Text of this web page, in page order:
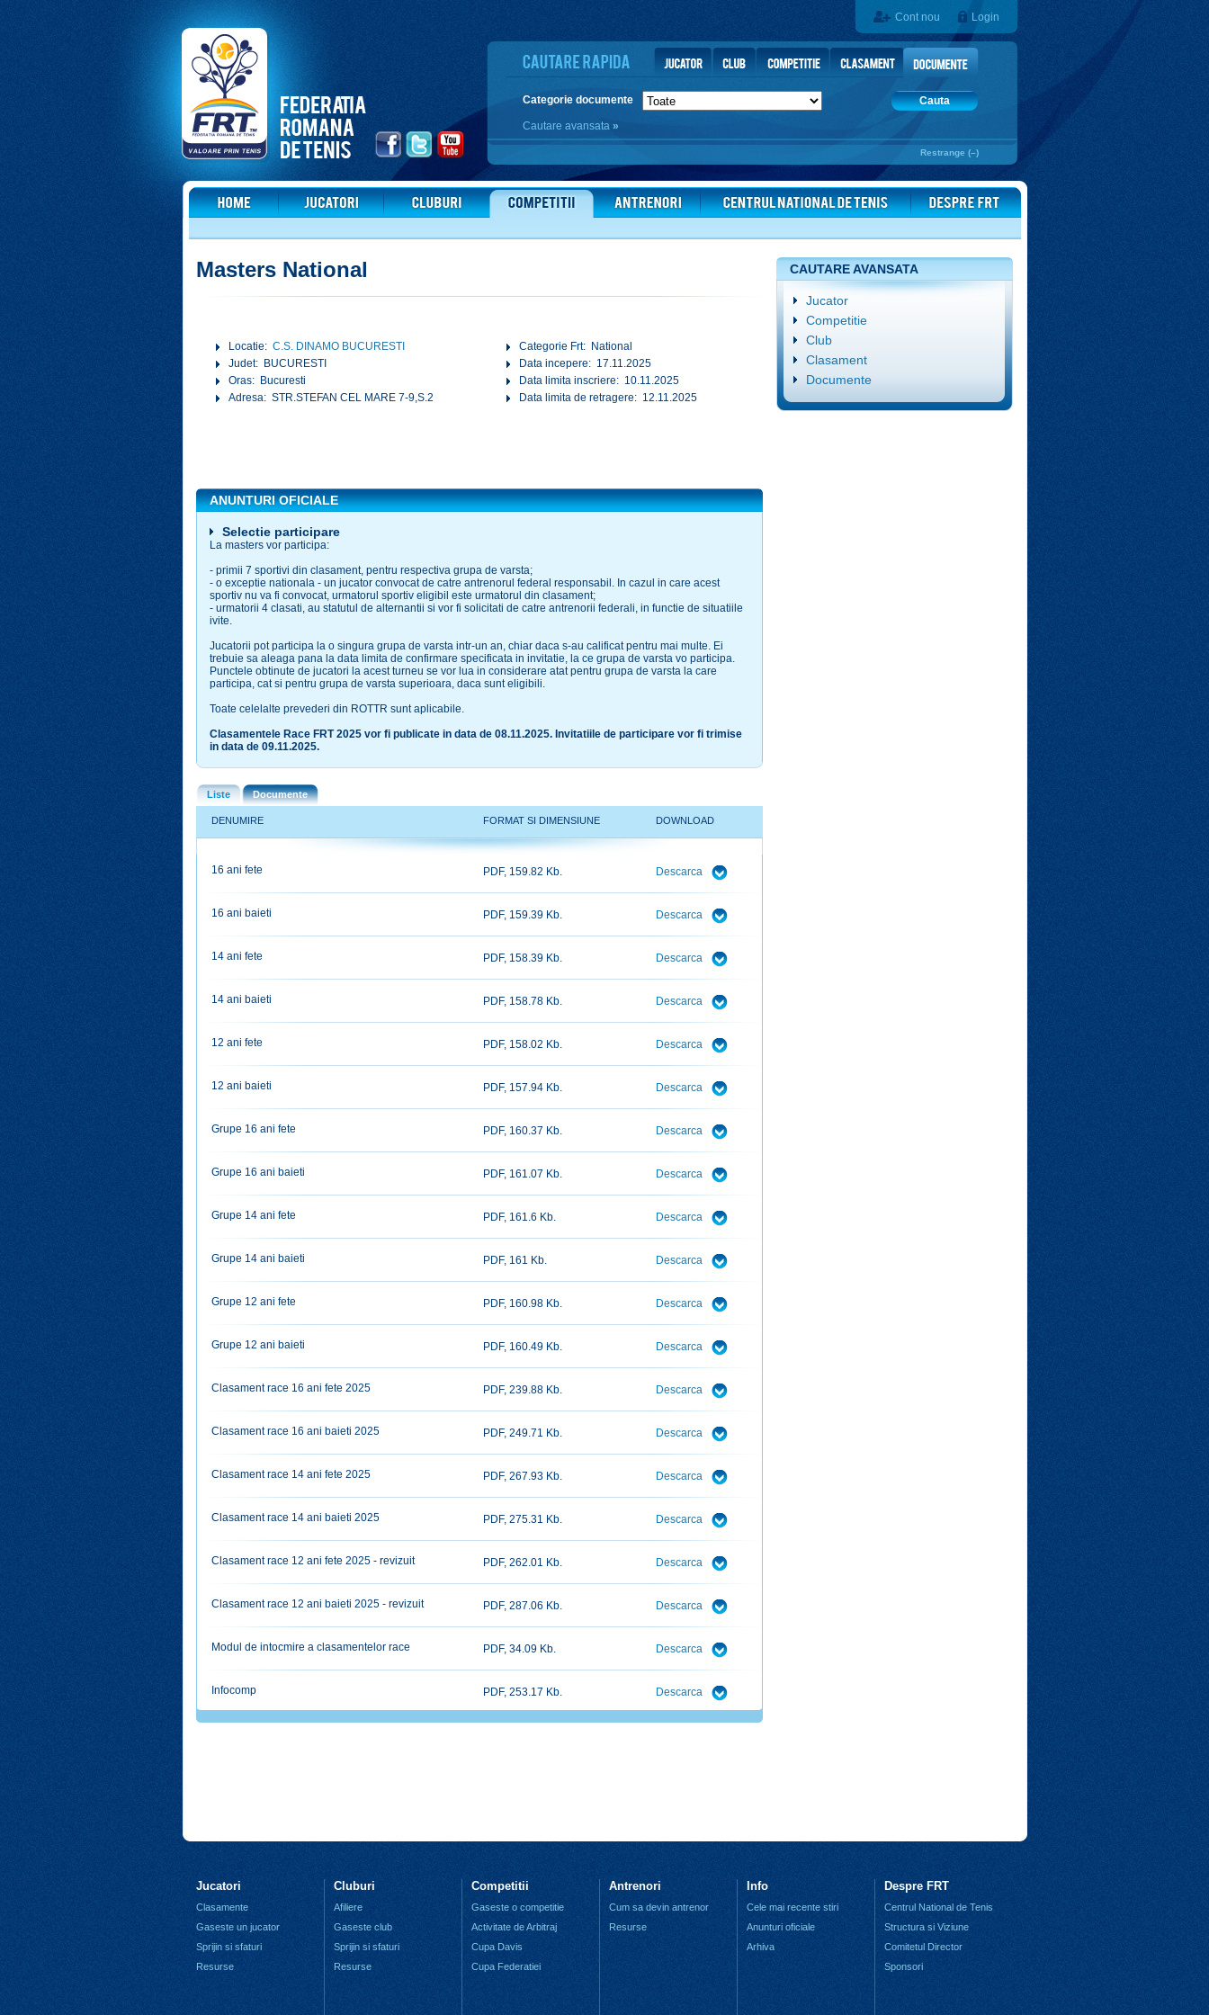
Cont nou Login
Categorie documente
Cauta
Cautare avansata »
Restrange (–)
Masters National
Locatie: C.S. DINAMO BUCURESTI
Judet: BUCURESTI
Oras: Bucuresti
Adresa: STR.STEFAN CEL MARE 7-9,S.2
Categorie Frt: National
Data incepere: 17.11.2025
Data limita inscriere: 10.11.2025
Data limita de retragere: 12.11.2025
ANUNTURI OFICIALE
Selectie participare
La masters vor participa:
- primii 7 sportivi din clasament, pentru respectiva grupa de varsta;
- o exceptie nationala - un jucator convocat de catre antrenorul federal responsabil. In cazul in care acest
sportiv nu va fi convocat, urmatorul sportiv eligibil este urmatorul din clasament;
- urmatorii 4 clasati, au statutul de alternantii si vor fi solicitati de catre antrenorii federali, in functie de situatiile
ivite.
Jucatorii pot participa la o singura grupa de varsta intr-un an, chiar daca s-au calificat pentru mai multe. Ei
trebuie sa aleaga pana la data limita de confirmare specificata in invitatie, la ce grupa de varsta vo participa.
Punctele obtinute de jucatori la acest turneu se vor lua in considerare atat pentru grupa de varsta la care
participa, cat si pentru grupa de varsta superioara, daca sunt eligibili.
Toate celelalte prevederi din ROTTR sunt aplicabile.
Clasamentele Race FRT 2025 vor fi publicate in data de 08.11.2025. Invitatiile de participare vor fi trimise
in data de 09.11.2025.
Liste Documente
DENUMIRE FORMAT SI DIMENSIUNE DOWNLOAD
16 ani fete PDF, 159.82 Kb. Descarca
16 ani baieti PDF, 159.39 Kb. Descarca
14 ani fete PDF, 158.39 Kb. Descarca
14 ani baieti PDF, 158.78 Kb. Descarca
12 ani fete PDF, 158.02 Kb. Descarca
12 ani baieti PDF, 157.94 Kb. Descarca
Grupe 16 ani fete PDF, 160.37 Kb. Descarca
Grupe 16 ani baieti PDF, 161.07 Kb. Descarca
Grupe 14 ani fete PDF, 161.6 Kb. Descarca
Grupe 14 ani baieti PDF, 161 Kb. Descarca
Grupe 12 ani fete PDF, 160.98 Kb. Descarca
Grupe 12 ani baieti PDF, 160.49 Kb. Descarca
Clasament race 16 ani fete 2025 PDF, 239.88 Kb. Descarca
Clasament race 16 ani baieti 2025 PDF, 249.71 Kb. Descarca
Clasament race 14 ani fete 2025 PDF, 267.93 Kb. Descarca
Clasament race 14 ani baieti 2025 PDF, 275.31 Kb. Descarca
Clasament race 12 ani fete 2025 - revizuit PDF, 262.01 Kb. Descarca
Clasament race 12 ani baieti 2025 - revizuit PDF, 287.06 Kb. Descarca
Modul de intocmire a clasamentelor race PDF, 34.09 Kb. Descarca
Infocomp PDF, 253.17 Kb. Descarca
CAUTARE AVANSATA
Jucator
Competitie
Club
Clasament
Documente
Jucatori
Clasamente
Gaseste un jucator
Sprijin si sfaturi
Resurse
Cluburi
Afiliere
Gaseste club
Sprijin si sfaturi
Resurse
Competitii
Gaseste o competitie
Activitate de Arbitraj
Cupa Davis
Cupa Federatiei
Antrenori
Cum sa devin antrenor
Resurse
Info
Cele mai recente stiri
Anunturi oficiale
Arhiva
Despre FRT
Centrul National de Tenis
Structura si Viziune
Comitetul Director
Sponsori